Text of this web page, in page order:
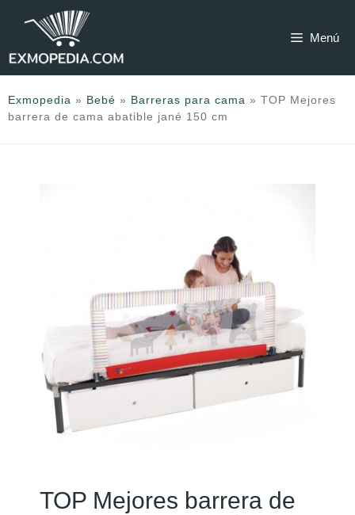
Menú
Exmopedia » Bebé » Barreras para cama » TOP Mejores
barrera de cama abatible jané 150 cm
TOP Mejores barrera de